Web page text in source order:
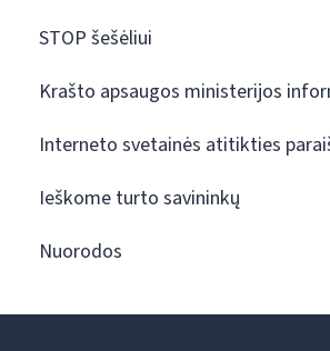
STOP šešėliui
Krašto apsaugos ministerijos
Interneto svetainės atitikties
Ieškome turto savininkų
Nuorodos